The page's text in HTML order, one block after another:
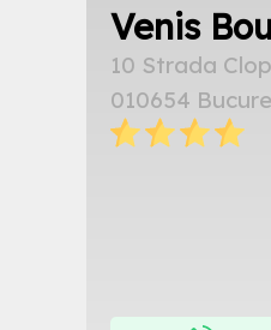
Venis
10 Strada
010654